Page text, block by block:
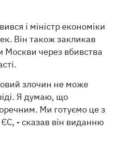
і міністр економіки
Він також закликав
Москви через вбивства
злочин не може
Я думаю, що
Ми готуємо це з
- сказав він виданню